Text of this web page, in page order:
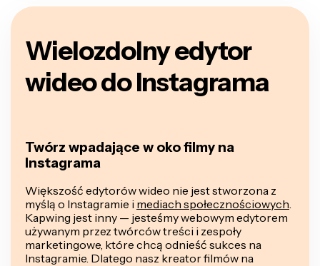
Wielozdolny edytor
wideo do Instagrama
Twórz wpadające w oko filmy na
Instagrama
Większość edytorów wideo nie jest stworzona z
myślą o Instagramie i mediach społecznościowych.
Kapwing jest inny — jesteśmy webowym edytorem
używanym przez twórców treści i zespoły
marketingowe, które chcą odnieść sukces na
Instagramie. Dlatego nasz kreator filmów na